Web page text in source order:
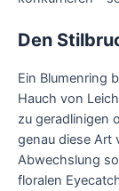
Den
Ein Blumenring
Hauch von
zu geradlinigen
genau diese Art
Abwechslung
floralen